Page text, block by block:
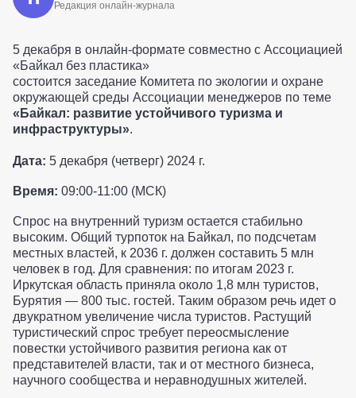
Редакция онлайн-журнала
5 декабря в онлайн-формате совместно с Ассоциацией
«Байкал без пластика»
состоится заседание Комитета по экологии и охране
окружающей среды Ассоциации менеджеров по теме
«Байкал: развитие устойчивого туризма и
инфраструктуры».
Дата: 5 декабря (четверг) 2024 г.
Время: 09:00-11:00 (МСК)
Спрос на внутренний туризм остается стабильно
высоким. Общий турпоток на Байкал, по подсчетам
местных властей, к 2036 г. должен составить 5 млн
человек в год. Для сравнения: по итогам 2023 г.
Иркутская область приняла около 1,8 млн туристов,
Бурятия — 800 тыс. гостей. Таким образом речь идет о
двукратном увеличение числа туристов. Растущий
туристический спрос требует переосмысление
повестки устойчивого развития региона как от
представителей власти, так и от местного бизнеса,
научного сообщества и неравнодушных жителей.